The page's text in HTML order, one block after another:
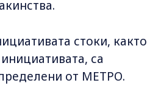
стоки, както
са
от МЕТРО.